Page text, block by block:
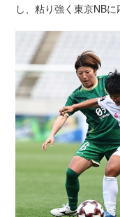
し、粘り強く東京NBに